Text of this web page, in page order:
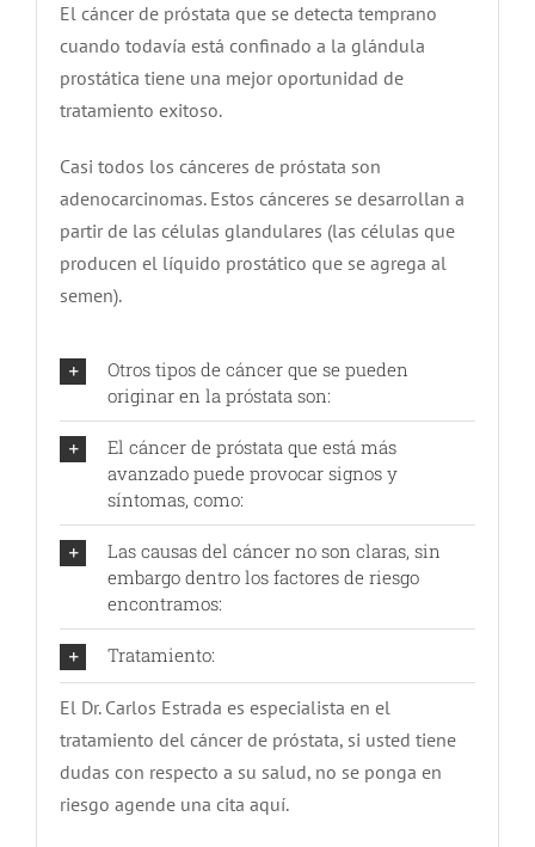
El cáncer de próstata que se detecta temprano
cuando todavía está confinado a la glándula
prostática tiene una mejor oportunidad de
tratamiento exitoso.
Casi todos los cánceres de próstata son
adenocarcinomas. Estos cánceres se desarrollan a
partir de las células glandulares (las células que
producen el líquido prostático que se agrega al
semen).
Otros tipos de cáncer que se pueden
originar en la próstata son:
El cáncer de próstata que está más
avanzado puede provocar signos y
síntomas, como:
Las causas del cáncer no son claras, sin
embargo dentro los factores de riesgo
encontramos:
Tratamiento:
El Dr. Carlos Estrada es especialista en el
tratamiento del cáncer de próstata, si usted tiene
dudas con respecto a su salud, no se ponga en
riesgo agende una cita aquí.